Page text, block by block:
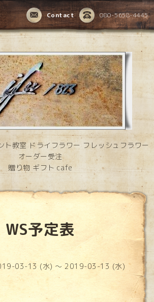
080-5658-4445
Contact
ト教室 ドライフラワー フレッシュフラワー
オーダー受注
贈り物 ギフト cafe
WS予定表
03-13 (水) ～ 2019-03-13 (水)